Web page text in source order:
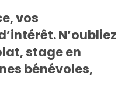
vos
N’oubliez
stage en
bénévoles,